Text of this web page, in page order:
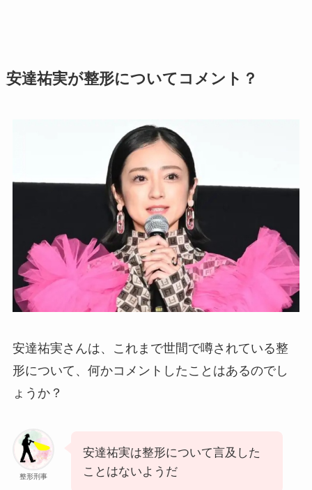
安達祐実が整形についてコメント？
安達祐実さんは、これまで世間で噂されている整
形について、何かコメントしたことはあるのでし
ょうか？
整形刑事
安達祐実は整形について言及した
ことはないようだ